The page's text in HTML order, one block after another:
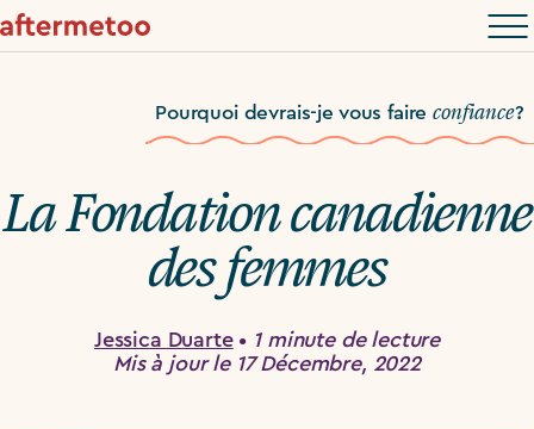
Pourquoi devrais-je vous faireconfiance?
La Fondation canadienne
des femmes
Jessica Duarte • 1 minute de lecture
Mis à jour le 17 Décembre, 2022